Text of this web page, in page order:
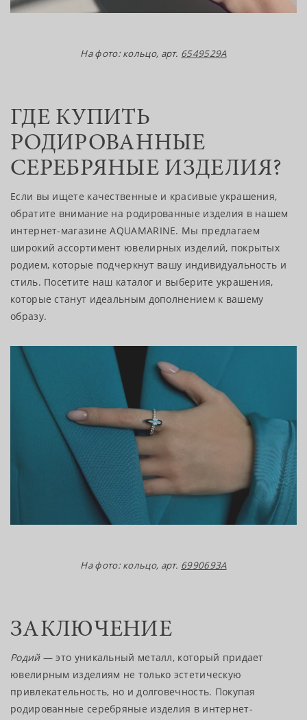
На фото: кольцо, арт. 6549529А
ГДЕ КУПИТЬ
РОДИРОВАННЫЕ
СЕРЕБРЯНЫЕ ИЗДЕЛИЯ?
Если вы ищете качественные и красивые украшения,
обратите внимание на родированные изделия в нашем
интернет-магазине AQUAMARINE. Мы предлагаем
широкий ассортимент ювелирных изделий, покрытых
родием, которые подчеркнут вашу индивидуальность и
стиль. Посетите наш каталог и выберите украшения,
которые станут идеальным дополнением к вашему
образу.
На фото: кольцо, арт. 6990693А
ЗАКЛЮЧЕНИЕ
Родий— это уникальный металл, который придает
ювелирным изделиям не только эстетическую
привлекательность, но и долговечность. Покупая
родированные серебряные изделия в интернет-